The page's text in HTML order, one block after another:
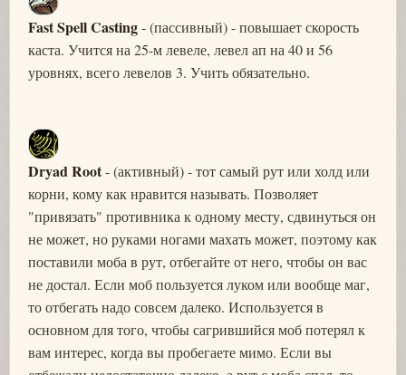
Fast Spell Casting- (пассивный) - повышает скорость
каста. Учится на 25-м левеле, левел ап на 40 и 56
уровнях, всего левелов 3. Учить обязательно.
Dryad Root- (активный) - тот самый рут или холд или
корни, кому как нравится называть. Позволяет
"привязать" противника к одному месту, сдвинуться он
не может, но руками ногами махать может, поэтому как
поставили моба в рут, отбегайте от него, чтобы он вас
не достал. Если моб пользуется луком или вообще маг,
то отбегать надо совсем далеко. Используется в
основном для того, чтобы сагрившийся моб потерял к
вам интерес, когда вы пробегаете мимо. Если вы